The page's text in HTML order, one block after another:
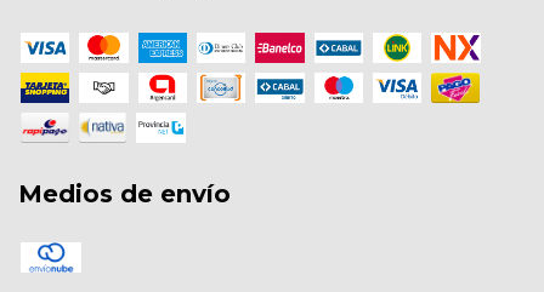
Medios de envío